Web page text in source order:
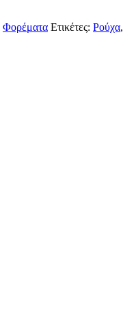
Φορέματα Ετικέτες: Ρούχα,